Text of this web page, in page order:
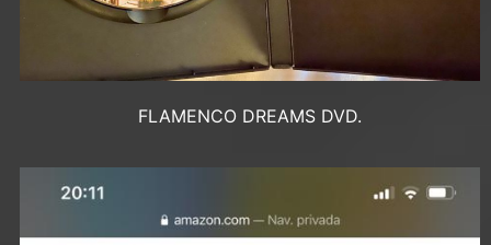
FLAMENCO DREAMS DVD.